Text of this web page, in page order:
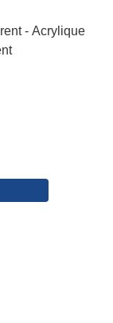
- Acrylique